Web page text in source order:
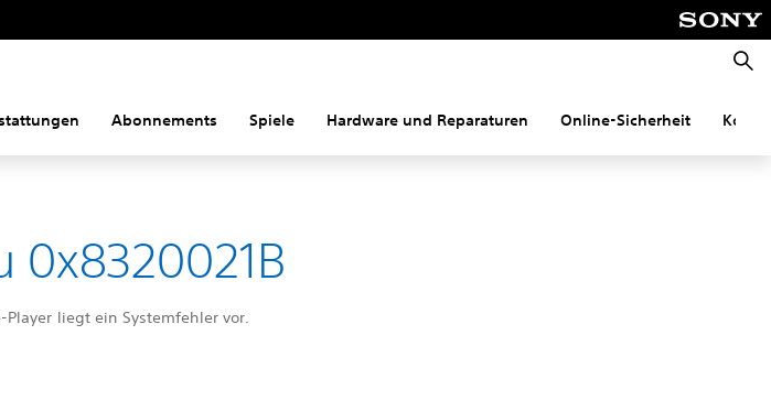
Abonnements Spiele Hardware und Reparaturen Online-Sicherheit
0x8320021B
liegt ein Systemfehler vor.